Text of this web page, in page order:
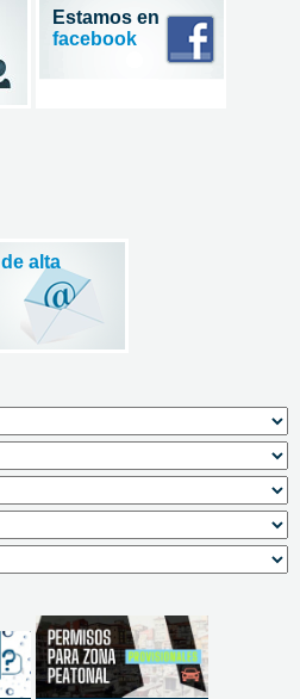
Estamos en
facebook
de alta